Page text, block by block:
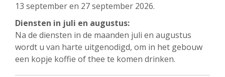
13 september en 27 september 2026.
Diensten in juli en augustus:
Na de diensten in de maanden juli en augustus
wordt u van harte uitgenodigd, om in het gebouw
een kopje koffie of thee te komen drinken.